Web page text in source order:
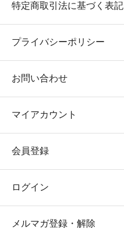
特定商取引法に基づく表記
プライバシーポリシー
お問い合わせ
マイアカウント
会員登録
ログイン
メルマガ登録・解除